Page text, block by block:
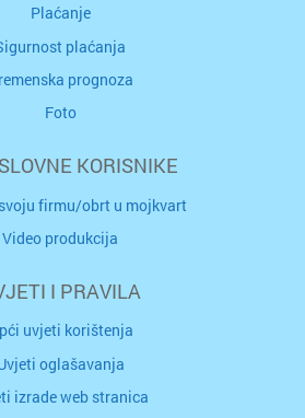
Plaćanje
plaćanja
prognoza
Foto
KORISNIKE
firmu/obrt u mojkvart
Video produkcija
I PRAVILA
uvjeti korištenja
oglašavanja
izrade web stranica